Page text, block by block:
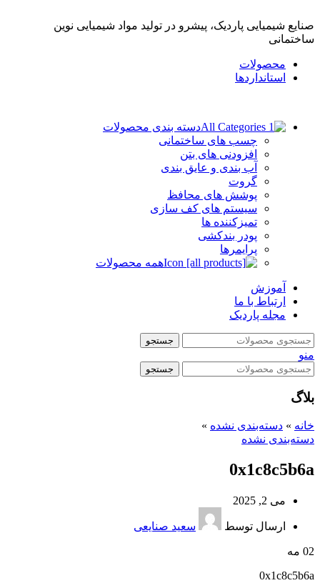
صنایع شیمیایی پاردیک، پیشرو در تولید مواد شیمیایی نوین
ساختمانی
محصولات
استانداردها
دسته بندی محصولات
چسب های ساختمانی
افزودنی های بتن
آب بندی و عایق بندی
گروت
پوشش های محافظ
سیستم های کف سازی
تمیزکننده ها
پودر بندکشی
پرایمرها
همه محصولات
آموزش
ارتباط با ما
مجله پاردیک
جستجو
منو
جستجو
بلاگ
خانه » دسته‌بندی نشده »
دسته‌بندی نشده
0x1c8c5b6a
می 2, 2025
ارسال توسط سعید صنایعی
02 مه
0x1c8c5b6a